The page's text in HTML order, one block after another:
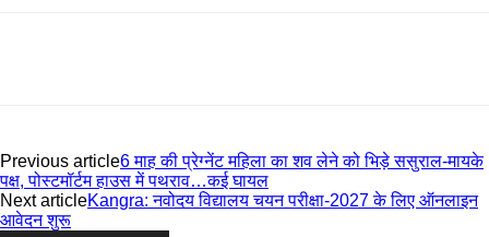
Previous article6 माह की प्रेग्नेंट महिला का शव लेने को भिड़े ससुराल-मायके
पक्ष, पोस्टमॉर्टम हाउस में पथराव…कई घायल
Next articleKangra: नवोदय विद्यालय चयन परीक्षा-2027 के लिए ऑनलाइन
आवेदन शुरू